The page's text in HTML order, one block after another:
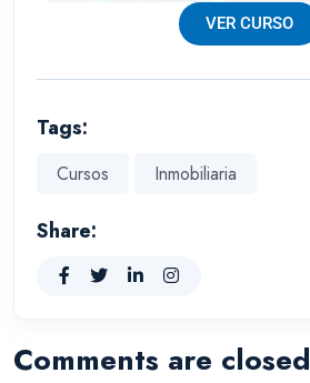
VER CURSO
Tags:
Cursos Inmobiliaria
Share:
Comments are closed